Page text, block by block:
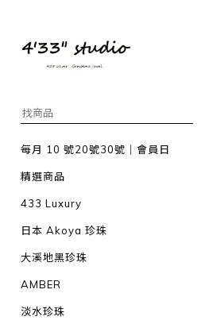
每月 10 號20號30號｜會員日
精選商品
433 Luxury
日本 Akoya 珍珠
大溪地黑珍珠
AMBER
淡水珍珠